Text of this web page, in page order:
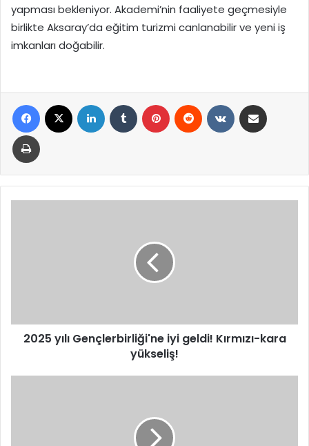
yapması bekleniyor. Akademi’nin faaliyete geçmesiyle
birlikte Aksaray’da eğitim turizmi canlanabilir ve yeni iş
imkanları doğabilir.
Facebook LinkedIn Tumblr Pinterest Reddit VKontakte
Yazdır
2025 yılı Gençlerbirliği'ne iyi geldi! Kırmızı-kara
yükseliş!